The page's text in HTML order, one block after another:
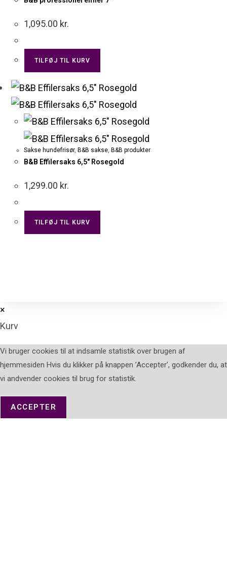
1,095.00 kr.
TILFØJ TIL KURV
Sakse hundefrisør,B&B sakse ,B&B produkter
B&B Effilersaks 6,5″ Rosegold
1,299.00 kr.
TILFØJ TIL KURV
×
Kurv
Vi bruger cookies til at indsamle statistik over brugen af
hjemmesiden Hvis du klikker på knappen ’Accepter’, godkender du, at
vi andvender cookies til brug for statistik.
ACCEPTER